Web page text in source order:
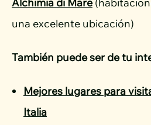
una excelente ubicación)
También puede ser de tu
Mejores lugares para
Italia